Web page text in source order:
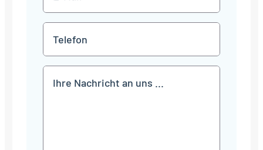
Mail
*